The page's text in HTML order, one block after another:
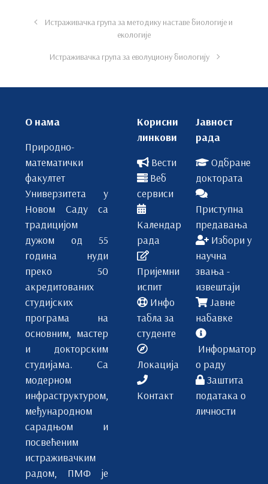
Истраживачка група за методику наставе биологије и
екологије
Истраживачка група за еволуциону биологију
О нама
Природно-
математички
факултет
Универзитета у
Новом Саду са
традицијом
дужом од 55
година нуди
преко 50
акредитованих
студијских
програма на
основним, мастер
и докторским
студијама. Са
модерном
инфраструктуром,
међународном
сарадњом и
посвећеним
истраживачким
радом, ПМФ је
Корисни
линкови
Вести
Веб
сервиси
Календар
рада
Пријемни
испит
Инфо
табла за
студенте
Локација
Контакт
Јавност
рада
Одбране
доктората
Приступна
предавања
Избори у
научна
звања -
извештаји
Јавне
набавке
Информатор
о раду
Заштита
података о
личности